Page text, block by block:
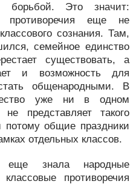
борьбой. Это значит:
противоречия еще не
сознания. Там,
семейное единство
существовать, а
и возможность для
общенародными. В
уже ни в одном
не представляет такого
потому общие праздники
отдельных классов.
еще знала народные
противоречия